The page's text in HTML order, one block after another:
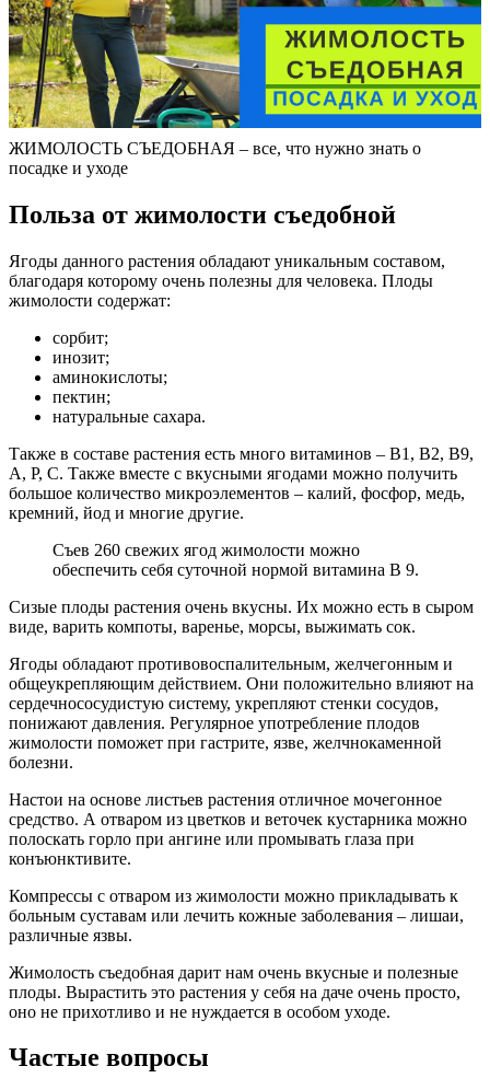
ЖИМОЛОСТЬ СЪЕДОБНАЯ – все, что нужно знать о
посадке и уходе
Польза от жимолости съедобной
Ягоды данного растения обладают уникальным составом,
благодаря которому очень полезны для человека. Плоды
жимолости содержат:
сорбит;
инозит;
аминокислоты;
пектин;
натуральные сахара.
Также в составе растения есть много витаминов – В1, В2, В9,
А, Р, С. Также вместе с вкусными ягодами можно получить
большое количество микроэлементов – калий, фосфор, медь,
кремний, йод и многие другие.
Съев 260 свежих ягод жимолости можно
обеспечить себя суточной нормой витамина В 9.
Сизые плоды растения очень вкусны. Их можно есть в сыром
виде, варить компоты, варенье, морсы, выжимать сок.
Ягоды обладают противовоспалительным, желчегонным и
общеукрепляющим действием. Они положительно влияют на
сердечнососудистую систему, укрепляют стенки сосудов,
понижают давления. Регулярное употребление плодов
жимолости поможет при гастрите, язве, желчнокаменной
болезни.
Настои на основе листьев растения отличное мочегонное
средство. А отваром из цветков и веточек кустарника можно
полоскать горло при ангине или промывать глаза при
конъюнктивите.
Компрессы с отваром из жимолости можно прикладывать к
больным суставам или лечить кожные заболевания – лишаи,
различные язвы.
Жимолость съедобная дарит нам очень вкусные и полезные
плоды. Вырастить это растения у себя на даче очень просто,
оно не прихотливо и не нуждается в особом уходе.
Частые вопросы